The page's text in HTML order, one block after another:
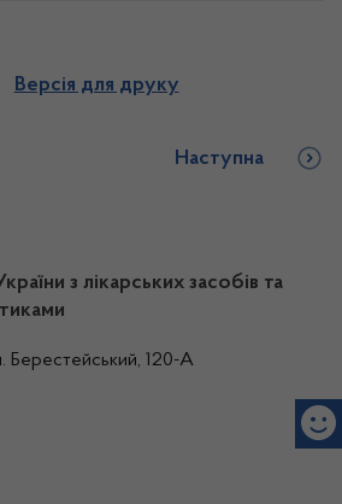
Версія для друку
Наступна
з лікарських засобів та
Берестейський, 120-А